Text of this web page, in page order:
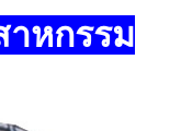
าหกรรม